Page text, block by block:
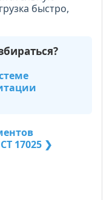
быстро,
17025 ❯